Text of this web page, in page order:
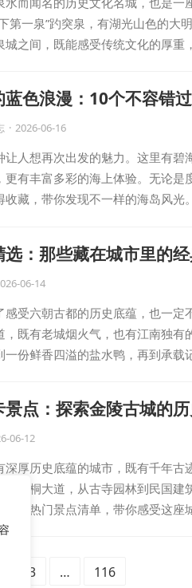
第一泉”趵突泉，有湖光山色的大
城之间，既能感受传统文化的厚重
色浪漫：10个不容错
· 2026-06-16
让人想再次出发的魅力。这里有碧
更有丰富多彩的海上体验。无论是
收藏，带你发现不一样的海岛风光
：那些藏在城市里的
06-14
感受六朝古都的历史底蕴，也一定
，既有老城烟火气，也有江南独有
一份鲜香四溢的盐水鸭，再到承载
点：探索金陵古城的
06-12
深厚历史底蕴的城市，既有千年古
到梧桐大道，从古寺园林到民国
南京热门景点清单，带你感受这
3 … 116